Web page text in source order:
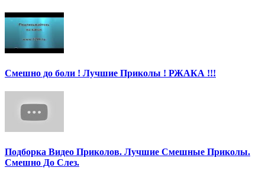
Смешно до боли ! Лучшие Приколы ! РЖАКА !!!
Подборка Видео Приколов. Лучшие Смешные Приколы.
Смешно До Слез.